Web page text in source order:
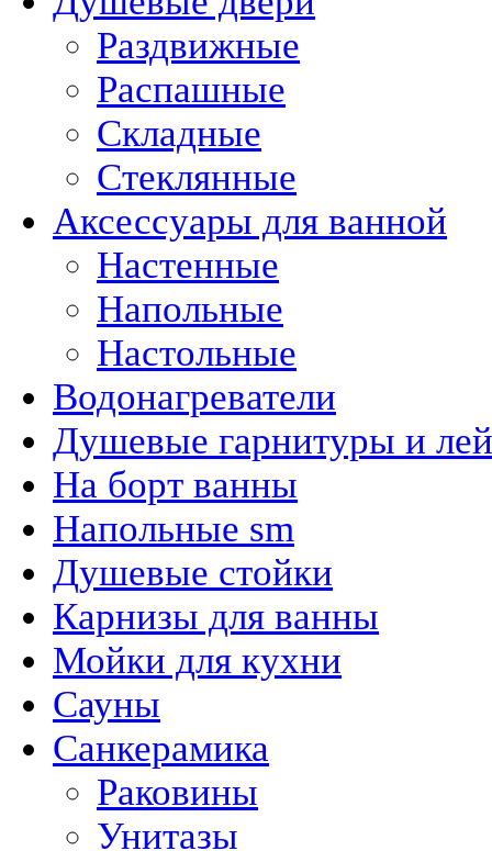
Раздвижные
Распашные
Складные
Стеклянные
Аксессуары для ванной
Настенные
Напольные
Настольные
Водонагреватели
Душевые гарнитуры и
На борт ванны
Напольные sm
Душевые стойки
Карнизы для ванны
Мойки для кухни
Сауны
Санкерамика
Раковины
Унитазы